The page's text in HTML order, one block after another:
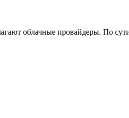
облачные провайдеры. По